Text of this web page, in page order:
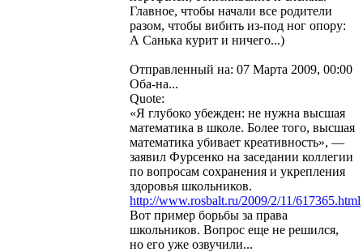
Главное, чтобы начали все родители
разом, чтобы вибить из-под ног опору:
А Санька курит и ничего...)
Отправленный на: 07 Марта 2009, 00:00
Оба-на...
Quote:
«Я глубоко убежден: не нужна высшая
математика в школе. Более того, высшая
математика убивает креативность», —
заявил Фурсенко на заседании коллегии
по вопросам сохранения и укрепления
здоровья школьников.
http://www.rosbalt.ru/2009/2/11/617365.html
Вот пример борьбы за права
школьников. Вопрос еще не решился,
но его уже озвучили...